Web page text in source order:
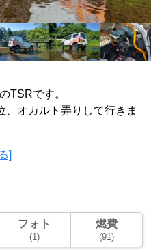
TSRです。
オカルト弄りして行きま
]
フォト
(1)
燃費
(91)